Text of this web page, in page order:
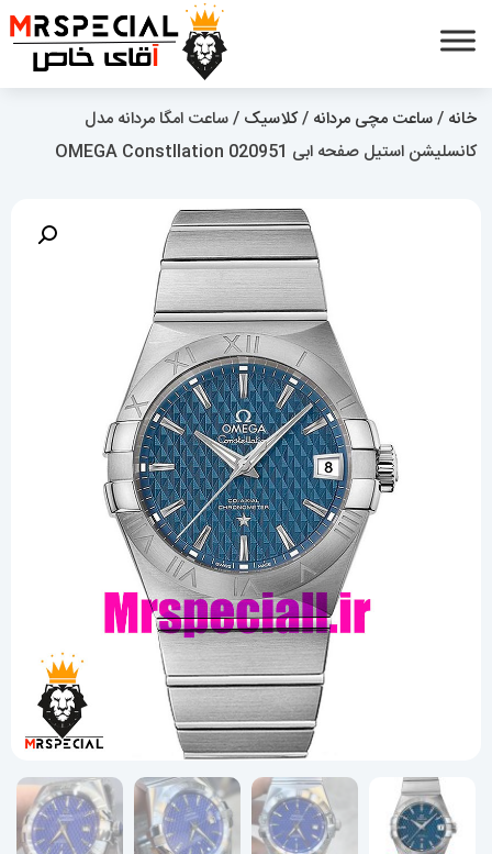
خانه /ساعت مچی مردانه /کلاسیک / ساعت امگا مردانه مدل
کانسلیشن استیل صفحه ابی OMEGA Constllation 020951